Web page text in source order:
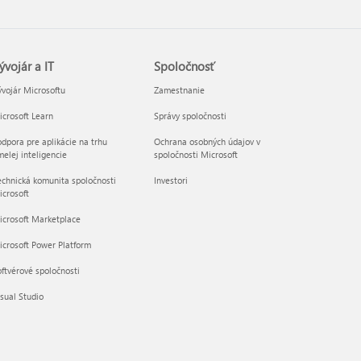
a IT
Microsoftu
Learn
pre aplikácie na trhu
inteligencie
komunita spoločnosti
Marketplace
Power Platform
spoločnosti
Studio
Spoločnosť
Zamestnanie
Správy spoločnosti
Ochrana osobných údajov v
spoločnosti Microsoft
Investori